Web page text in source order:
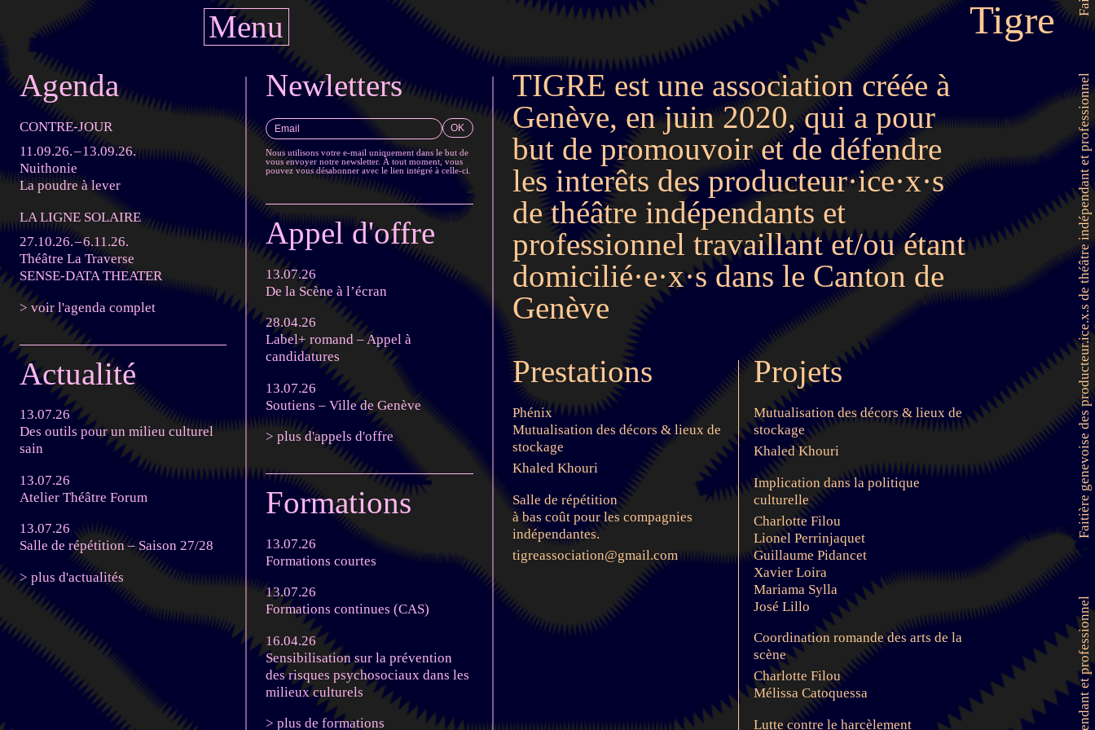
Menu Tigre
Faitière genevoise des producteur.ice.x.s de théâtre indépendant et professionnel
TIGRE est une association créée à
Genève, en juin 2020, qui a pour
but de promouvoir et de défendre
les interêts des producteur·ice·x·s
de théâtre indépendants et
professionnel travaillant et/ou étant
domicilié·e·x·s dans le Canton de
Genève
Prestations
Phénix
Mutualisation des décors & lieux de
stockage
Khaled Khouri
Salle de répétition
à bas coût pour les compagnies
indépendantes.
tigreassociation@gmail.com
Projets
Mutualisation des décors & lieux de
stockage
Khaled Khouri
Implication dans la politique
culturelle
Charlotte Filou
Lionel Perrinjaquet
Guillaume Pidancet
Xavier Loira
Mariama Sylla
José Lillo
Coordination romande des arts de la
scène
Charlotte Filou
Mélissa Catoquessa
Lutte contre le harcèlement
Agenda
CONTRE-JOUR
11 09 26 13 09 26
Nuithonie
La poudre à lever
LA LIGNE SOLAIRE
27 10 26 6 11 26
Théâtre La Traverse
SENSE-DATA THEATER
> voir l'agenda complet
Actualité
13.07.26
Des outils pour un milieu culturel
sain
13.07.26
Atelier Théâtre Forum
13.07.26
Salle de répétition – Saison 27/28
> plus d'actualités
Newletters
Nous utilisons votre e-mail uniquement dans le but de
vous envoyer notre newsletter. À tout moment, vous
pouvez vous désabonner avec le lien intégré à celle-ci.
Appel d'offre
13.07.26
De la Scène à l’écran
28.04.26
Label+ romand – Appel à
candidatures
13.07.26
Soutiens – Ville de Genève
> plus d'appels d'offre
Formations
13.07.26
Formations courtes
13.07.26
Formations continues (CAS)
16.04.26
Sensibilisation sur la prévention
des risques psychosociaux dans les
milieux culturels
> plus de formations